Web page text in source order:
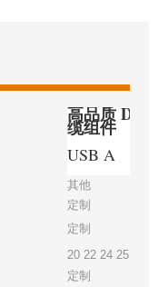
高品质 DVI
缆组件
USB A
其他
定制
定制
20 22 24 25
定制